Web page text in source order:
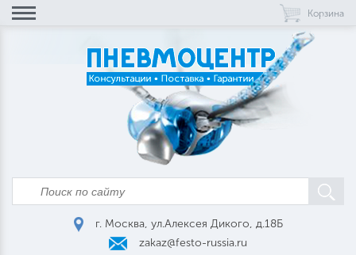
Корзина
г. Москва, ул.Алексея Дикого, д.18Б
zakaz@festo-russia.ru